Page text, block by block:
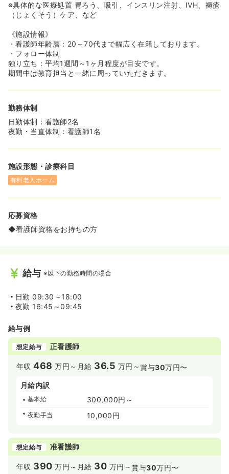
※具体的な医療処置 胃ろう、吸引、インスリン注射、IVH、褥瘡
（じょくそう）ケア、など
《施設情報》
・看護師年齢層：20～70代まで幅広く在籍しております。
・フォロー体制
独り立ち：平均1週間～1ヶ月程度が目安です。
期間中は教育担当と一緒に周っていただきます。
勤務体制
日勤体制：看護師2名
夜勤・当直体制：看護師1名
施設形態・診療科目
有料老人ホーム
応募資格
◆看護師資格をお持ちの方
給与 ※以下の勤務時間の場合
日勤 09:30～18:00
夜勤 16:45～09:45
給与例
想定給与 正看護師
年収468 万円～ 月給 36.5 万円～賞与30万円〜
月給内訳
基本給 300,000円～
夜勤手当 10,000円
想定給与 准看護師
年収 390 万円～ 月給 30 万円～賞与30万円〜